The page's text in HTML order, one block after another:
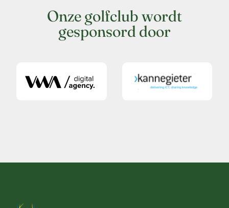
Onze golfclub wordt
gesponsord door